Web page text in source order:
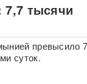
7,7 тысячи
превысило
суток.